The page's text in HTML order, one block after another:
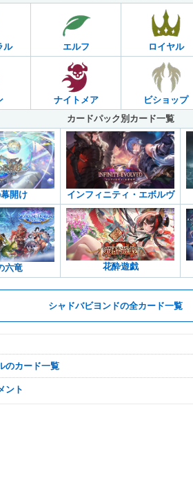
ル エルフ ロイヤル
ナイトメア ビショップ
カードパック別カード一覧
開け インフィニティ・エボルヴ
六竜 花酔遊戯
シャドバビヨンドの全カード一覧
のカード一覧
ント